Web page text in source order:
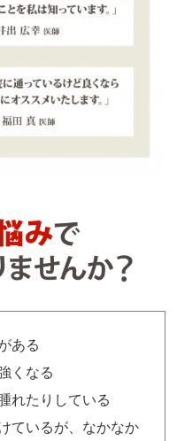
ある
くなる
れたりしている
ているが、なかなか